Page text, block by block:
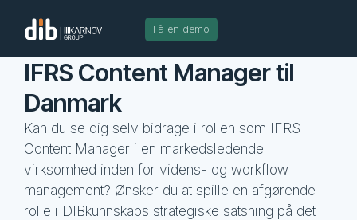
Få en demo
IFRS Content Manager til
Danmark
Kan du se dig selv bidrage i rollen som IFRS
Content Manager i en markedsledende
virksomhed inden for videns- og workflow
management? Ønsker du at spille en afgørende
rolle i DIBkunnskaps strategiske satsning på det